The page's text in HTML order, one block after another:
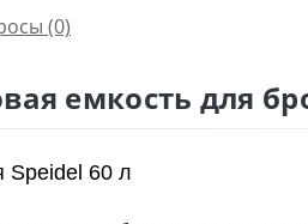
(0)
емкость для
Speidel 60 л